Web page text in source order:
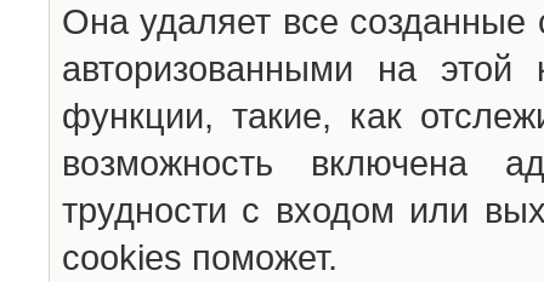
Она удаляет все созданные
авторизованными на
функции, такие, как
возможность включена
трудности с входом или
cookies поможет.